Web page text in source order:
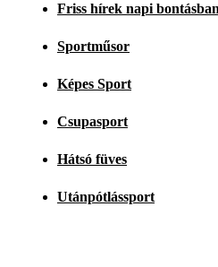
Friss hírek napi bontásban
Sportműsor
Képes Sport
Csupasport
Hátsó füves
Utánpótlássport